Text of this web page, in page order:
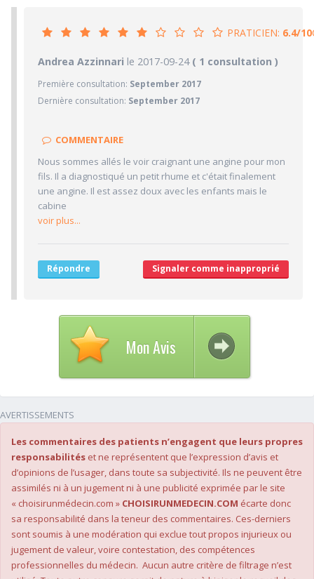
PRATICIEN: 6.4/10
PRATICIEN6.4/10
5/10 Confiance accordée
5/10 Sympathie
8/10 Ponctualité/Temps en salle d'attente/Retard
CABINET/LOCAUX4.3/10
7/10
1/10 Agréabilité des locaux
Andrea Azzinnari le 2017-09-24 ( 1 consultation )
Première consultation: September 2017
Dernière consultation: September 2017
COMMENTAIRE
Nous sommes allés le voir craignant une angine pour mon
fils. Il a diagnostiqué un petit rhume et c'était finalement
une angine. Il est assez doux avec les enfants mais le
cabine
voir plus...
Répondre Signaler comme inapproprié
Mon Avis
AVERTISSEMENTS
Les commentaires des patients n’engagent que leurs propres
responsabilités et ne représentent que l’expression d’avis et
d’opinions de l’usager, dans toute sa subjectivité. Ils ne peuvent être
assimilés ni à un jugement ni à une publicité exprimée par le site
« choisirunmédecin.com » CHOISIRUNMEDECIN.COM écarte donc
sa responsabilité dans la teneur des commentaires. Ces-derniers
sont soumis à une modération qui exclue tout propos injurieux ou
jugement de valeur, voire contestation, des compétences
professionnelles du médecin. Aucun autre critère de filtrage n’est